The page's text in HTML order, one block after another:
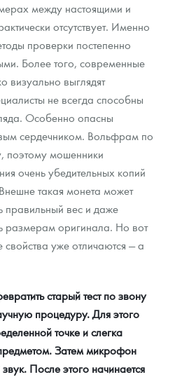
между настоящими и
отсутствует. Именно
проверки постепенно
Более того, современные
визуально выглядят
не всегда способны
Особенно опасны
сердечником. Вольфрам по
поэтому мошенники
очень убедительных копий
такая монета может
правильный вес и даже
размерам оригинала. Но вот
уже отличаются — а
старый тест по звону
процедуру. Для этого
точке и слегка
Затем микрофон
После этого начинается